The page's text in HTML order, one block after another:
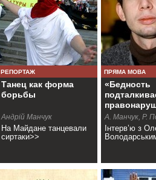
РЕПОРТАЖ
Танец как форма
борьбы
Андрій Манчук
На Майдане танцевали
сиртаки>>
ПРЯМА МОВА
«Бедность
А. Манчук, Р.
Інтерв’ю з